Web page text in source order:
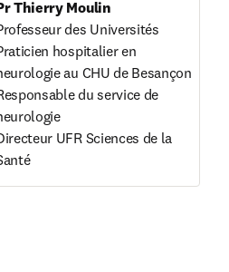
des Universités
hospitalier en
au CHU de Besançon
du service de
UFR Sciences de la